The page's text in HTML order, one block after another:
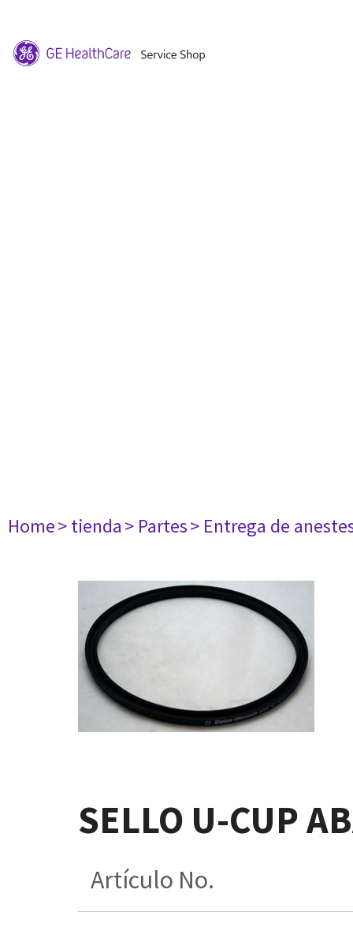
Home> tienda> Partes> Entrega de
SELLO U-CUP
Artículo No.